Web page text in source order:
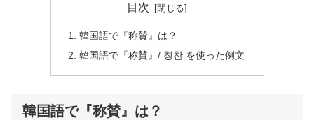
目次
韓国語で『称賛』は？
韓国語で『称賛』/ 칭찬 を使った例文
韓国語で『称賛』は？